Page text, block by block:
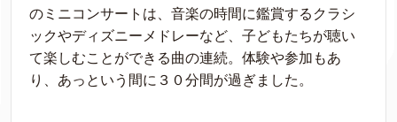
のミニコンサートは、音楽の時間に鑑賞するクラシ
ックやディズニーメドレーなど、子どもたちが聴い
て楽しむことができる曲の連続。体験や参加もあ
り、あっという間に３０分間が過ぎました。